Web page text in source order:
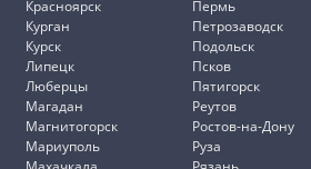
Красноярск
Курган
Курск
Липецк
Люберцы
Магадан
Магнитогорск
Мариуполь
Пермь
Петрозаводск
Подольск
Псков
Пятигорск
Реутов
Ростов-на-Дону
Руза